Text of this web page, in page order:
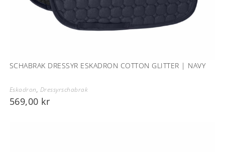
SCHABRAK DRESSYR ESKADRON COTTON GLITTER | NAVY
Eskadron, Dressyrschabrak
569,00 kr